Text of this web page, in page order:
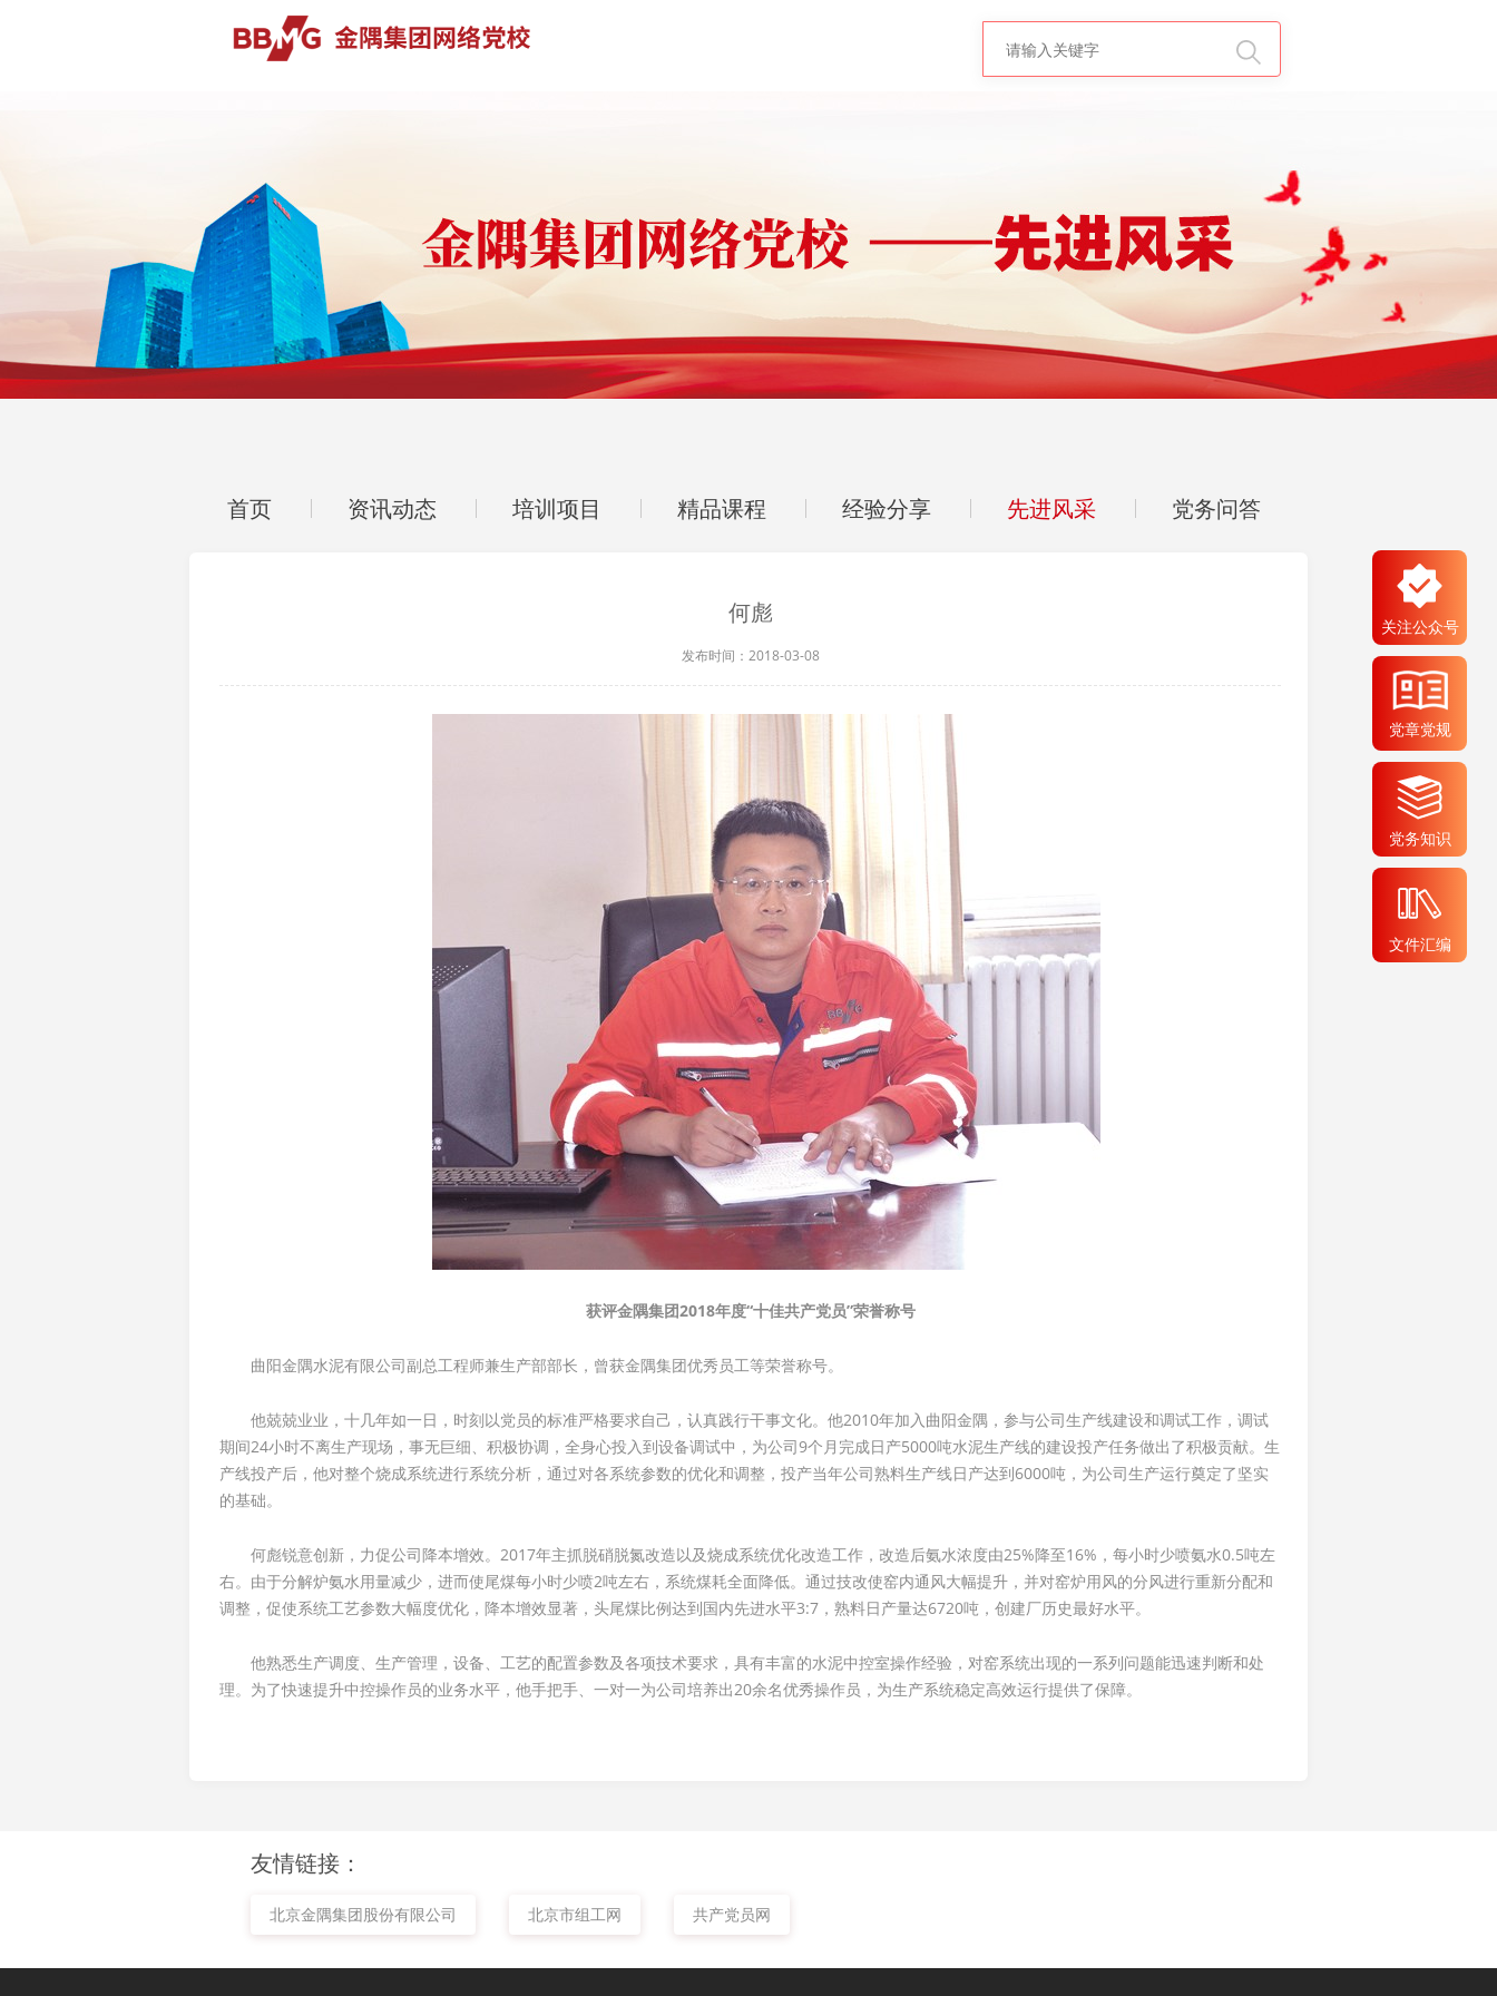
首页 资讯动态 培训项目 精品课程 经验分享 先进风采 党务问答
何彪
发布时间：2018-03-08
获评金隅集团2018年度“十佳共产党员”荣誉称号
曲阳金隅水泥有限公司副总工程师兼生产部部长，曾获金隅集团优秀员工等荣誉称号。
他兢兢业业，十几年如一日，时刻以党员的标准严格要求自己，认真践行干事文化。他2010年加入曲阳金隅，参与公司生产线建设和调试工作，调试
期间24小时不离生产现场，事无巨细、积极协调，全身心投入到设备调试中，为公司9个月完成日产5000吨水泥生产线的建设投产任务做出了积极贡献。生
产线投产后，他对整个烧成系统进行系统分析，通过对各系统参数的优化和调整，投产当年公司熟料生产线日产达到6000吨，为公司生产运行奠定了坚实
的基础。
何彪锐意创新，力促公司降本增效。2017年主抓脱硝脱氮改造以及烧成系统优化改造工作，改造后氨水浓度由25%降至16%，每小时少喷氨水0.5吨左
右。由于分解炉氨水用量减少，进而使尾煤每小时少喷2吨左右，系统煤耗全面降低。通过技改使窑内通风大幅提升，并对窑炉用风的分风进行重新分配和
调整，促使系统工艺参数大幅度优化，降本增效显著，头尾煤比例达到国内先进水平3:7，熟料日产量达6720吨，创建厂历史最好水平。
他熟悉生产调度、生产管理，设备、工艺的配置参数及各项技术要求，具有丰富的水泥中控室操作经验，对窑系统出现的一系列问题能迅速判断和处
理。为了快速提升中控操作员的业务水平，他手把手、一对一为公司培养出20余名优秀操作员，为生产系统稳定高效运行提供了保障。
友情链接：
北京金隅集团股份有限公司 北京市组工网 共产党员网
关注公众号
党章党规
党务知识
文件汇编